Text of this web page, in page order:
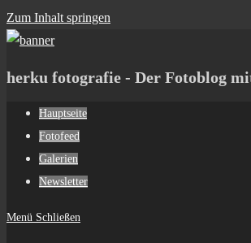
Zum Inhalt springen
herku fotografie - Der Fotoblog
Hauptseite
Fotofeed
Galerien
Newsletter
Menü Schließen